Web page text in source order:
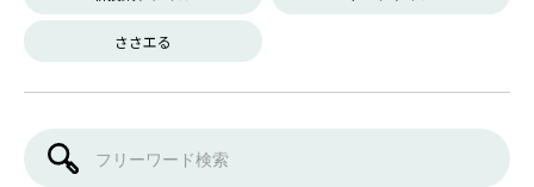
ささエる